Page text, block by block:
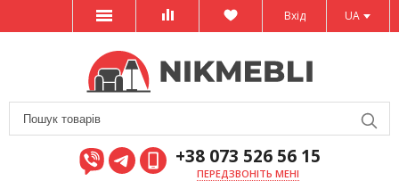
UA
Вхід
+38 073 526 56 15
ПЕРЕДЗВОНІТЬ МЕНІ